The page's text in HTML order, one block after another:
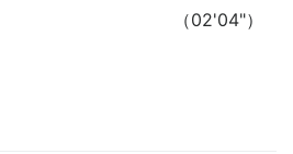
（02'04"）